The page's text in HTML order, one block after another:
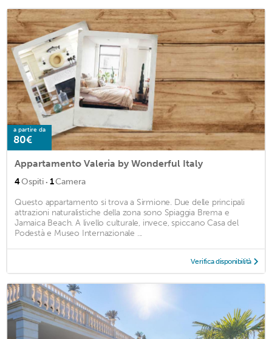
a partire da
80€
Appartamento Valeria by Wonderful Italy
4Ospiti · 1Camera
Questo appartamento si trova a Sirmione. Due delle principali
attrazioni naturalistiche della zona sono Spiaggia Brema e
Jamaica Beach. A livello culturale, invece, spiccano Casa del
Podestà e Museo Internazionale ...
Verifica disponibilità